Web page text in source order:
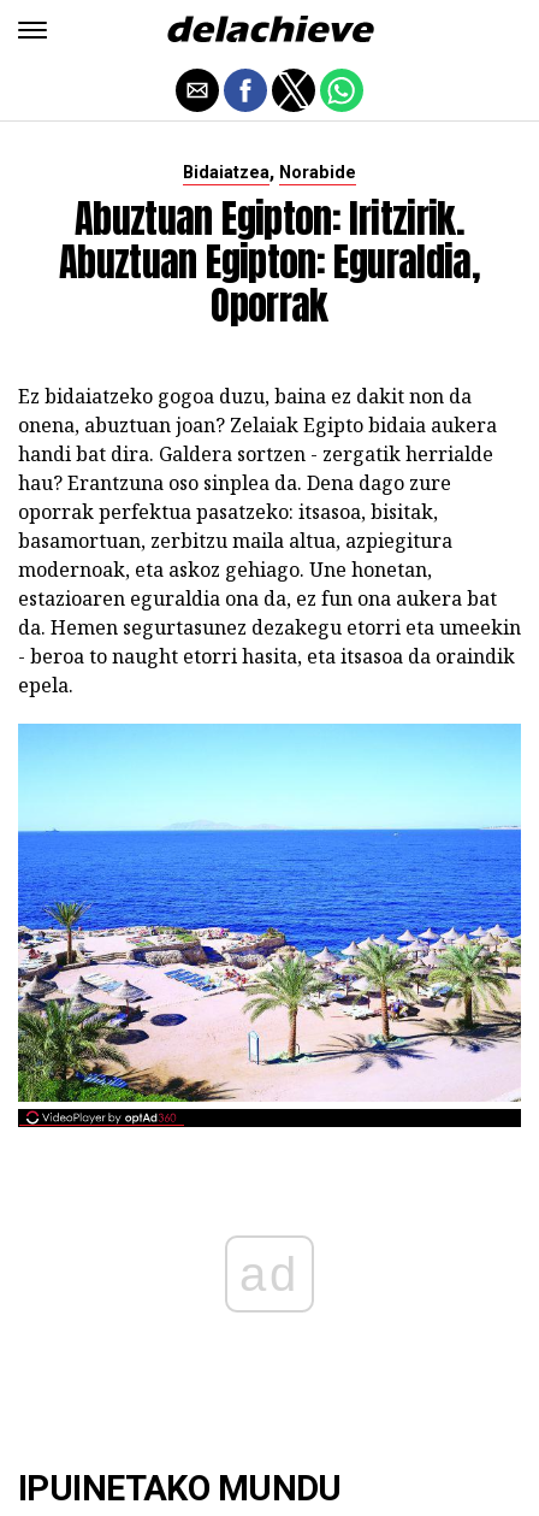
Bidaiatzea, Norabide
Abuztuan Egipton: Iritzirik.
Abuztuan Egipton: Eguraldia,
Oporrak
Ez bidaiatzeko gogoa duzu, baina ez dakit non da
onena, abuztuan joan? Zelaiak Egipto bidaia aukera
handi bat dira. Galdera sortzen - zergatik herrialde
hau? Erantzuna oso sinplea da. Dena dago zure
oporrak perfektua pasatzeko: itsasoa, bisitak,
basamortuan, zerbitzu maila altua, azpiegitura
modernoak, eta askoz gehiago. Une honetan,
estazioaren eguraldia ona da, ez fun ona aukera bat
da. Hemen segurtasunez dezakegu etorri eta umeekin
- beroa to naught etorri hasita, eta itsasoa da oraindik
epela.
ad
IPUINETAKO MUNDU